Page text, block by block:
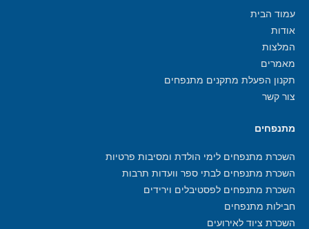
עמוד הבית
אודות
המלצות
מאמרים
תקנון הפעלת מתקנים מתנפחים
צור קשר
מתנפחים
השכרת מתנפחים לימי הולדת ומסיבות פרטיות
השכרת מתנפחים לבתי ספר וועדות תרבות
השכרת מתנפחים לפסטיבלים וירידים
חבילות מתנפחים
השכרת ציוד לאירועים